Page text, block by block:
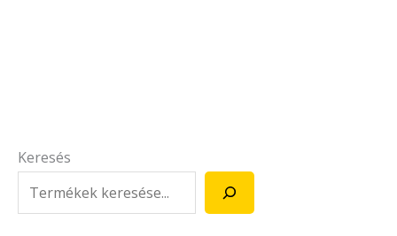
Keresés